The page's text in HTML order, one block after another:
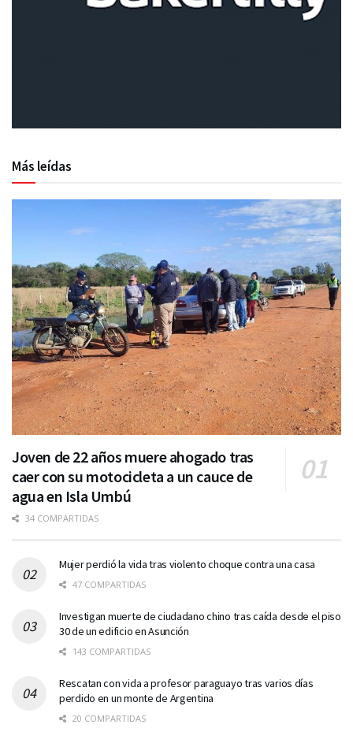
Más leídas
Joven de 22 años muere ahogado tras
caer con su motocicleta a un cauce de
agua en Isla Umbú
34 COMPARTIDAS
Mujer perdió la vida tras violento choque contra una casa
47 COMPARTIDAS
Investigan muerte de ciudadano chino tras caída desde el piso
30 de un edificio en Asunción
143 COMPARTIDAS
Rescatan con vida a profesor paraguayo tras varios días
perdido en un monte de Argentina
20 COMPARTIDAS